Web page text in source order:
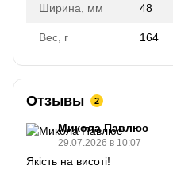
Ширина, мм 48
Вес, г 164
Отзывы 2
Микола Павлюс
29.07.2026 в 10:07
Якість на висоті!